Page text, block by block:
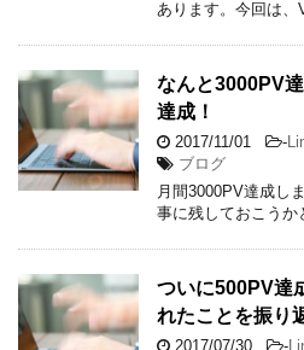
あります。今回は
なんと3000PV
達成！
2017/11/01 -
ブログ
月間3000PV達成し
事に残しておこうか
ついに500PV達
れたことを振り
2017/07/30 -